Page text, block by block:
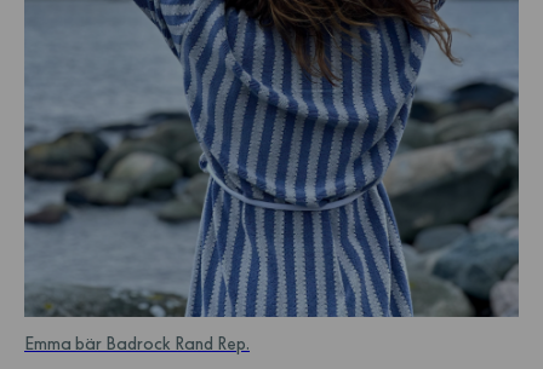
Emma bär Badrock Rand Rep.